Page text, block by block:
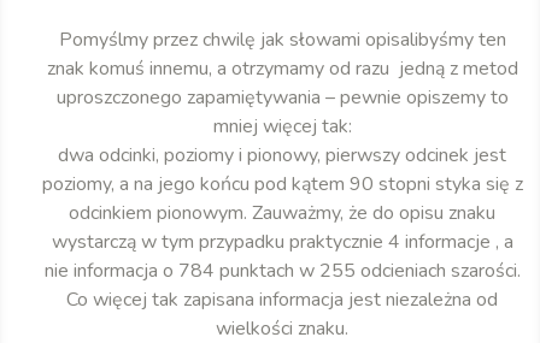
Pomyślmy przez chwilę jak słowami opisalibyśmy ten
znak komuś innemu, a otrzymamy od razu jedną z metod
uproszczonego zapamiętywania – pewnie opiszemy to
mniej więcej tak:
dwa odcinki, poziomy i pionowy, pierwszy odcinek jest
poziomy, a na jego końcu pod kątem 90 stopni styka się z
odcinkiem pionowym. Zauważmy, że do opisu znaku
wystarczą w tym przypadku praktycznie 4 informacje , a
nie informacja o 784 punktach w 255 odcieniach szarości.
Co więcej tak zapisana informacja jest niezależna od
wielkości znaku.